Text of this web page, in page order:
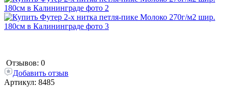
Отзывов: 0
Добавить отзыв
Артикул: 8485